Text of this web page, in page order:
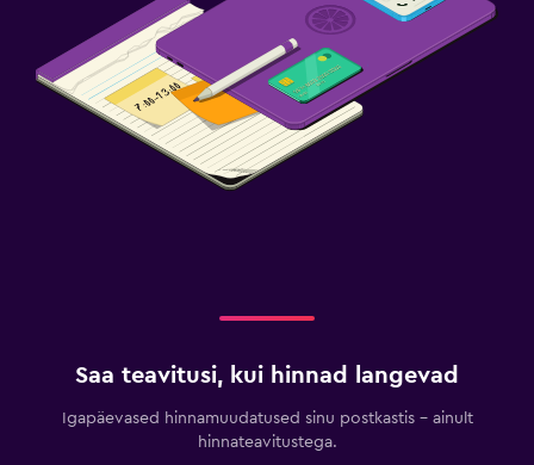
Saa teavitusi, kui hinnad langevad
Igapäevased hinnamuudatused sinu postkastis – ainult
hinnateavitustega.